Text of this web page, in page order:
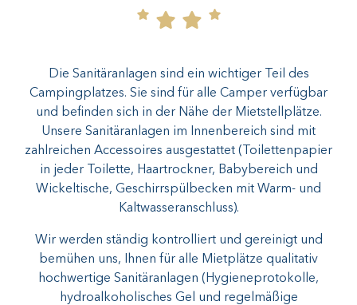
Die Sanitäranlagen sind ein wichtiger Teil des
Campingplatzes. Sie sind für alle Camper verfügbar
und befinden sich in der Nähe der Mietstellplätze.
Unsere Sanitäranlagen im Innenbereich sind mit
zahlreichen Accessoires ausgestattet (Toilettenpapier
in jeder Toilette, Haartrockner, Babybereich und
Wickeltische, Geschirrspülbecken mit Warm- und
Kaltwasseranschluss).
Wir werden ständig kontrolliert und gereinigt und
bemühen uns, Ihnen für alle Mietplätze qualitativ
hochwertige Sanitäranlagen (Hygieneprotokolle,
hydroalkoholisches Gel und regelmäßige